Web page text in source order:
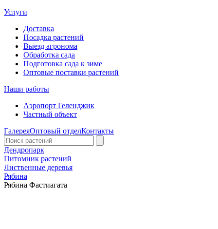
Услуги
Доставка
Посадка растений
Выезд агронома
Обработка сада
Подготовка сада к зиме
Оптовые поставки растений
Наши работы
Аэропорт Геленджик
Частный объект
ГалереяОптовый отделКонтакты
Дендропарк
Питомник растений
Лиственные деревья
Рябина
Рябина Фастиагата